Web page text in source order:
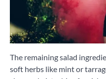
The remaining salad
soft herbs like mint or